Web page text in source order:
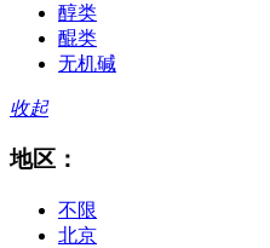
醇类
醌类
无机碱
收起
地区：
不限
北京